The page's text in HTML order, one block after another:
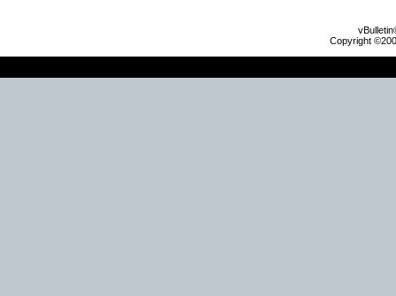
Copyright